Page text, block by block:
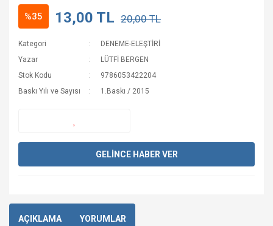
%35 13,00 TL 20,00 TL
Kategori
DENEME-ELEŞTİRİ
Yazar
LÜTFİ BERGEN
Stok Kodu
9786053422204
Baskı Yılı ve Sayısı
1.Baskı / 2015
GELİNCE HABER VER
AÇIKLAMA YORUMLAR